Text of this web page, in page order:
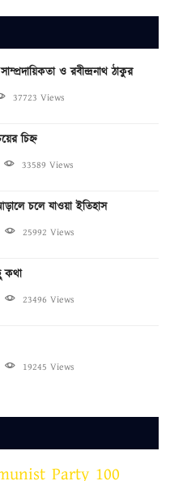
ও রবীন্দ্রনাথ ঠাকুর
37723 Views
চিহ্ন
33589 Views
চলে যাওয়া ইতিহাস
25992 Views
23496 Views
19245 Views
Party 100